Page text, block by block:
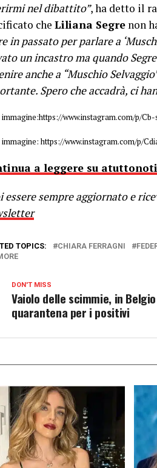
nel dibattito”, ha detto il
che Liliana Segre non
in passato per parlare a
un incastro ma quando
anche a “Muschio
Spero che accadrà, ci
www.instagram.com/p/
https://www.instagram.com/p/
a leggere su
essere sempre aggiornato e
TOPICS: CHIARA FERRAGNI
DON'T MISS
Vaiolo delle scimmie, in Belgio
quarantena per i positivi